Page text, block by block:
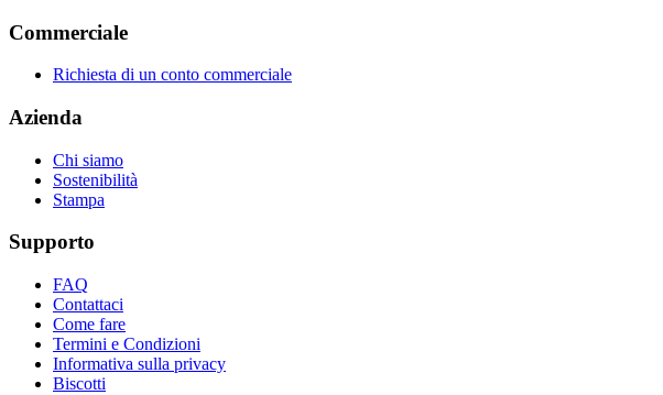
Commerciale
Richiesta di un conto commerciale
Azienda
Chi siamo
Sostenibilità
Stampa
Supporto
FAQ
Contattaci
Come fare
Termini e Condizioni
Informativa sulla privacy
Biscotti